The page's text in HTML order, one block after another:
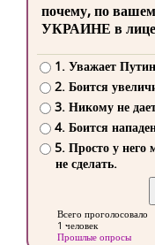
почему, по
УКРАИНЕ в
1. Уважает
2. Боится
3. Никому не
4. Боится
5. Просто у него
не сделать.
Всего проголосовало
1 человек
Прошлые опросы